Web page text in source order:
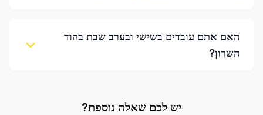
האם אתם עובדים בשישי ובערב שבת בהוד
השרון?
יש לכם שאלה נוספת?